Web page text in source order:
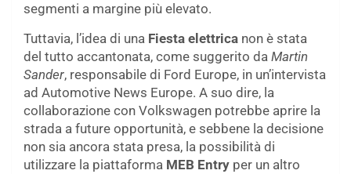
segmenti a margine più elevato.
Tuttavia, l’idea di una Fiesta elettrica non è stata
del tutto accantonata, come suggerito da Martin
Sander, responsabile di Ford Europe, in un’intervista
ad Automotive News Europe. A suo dire, la
collaborazione con Volkswagen potrebbe aprire la
strada a future opportunità, e sebbene la decisione
non sia ancora stata presa, la possibilità di
utilizzare la piattaforma MEB Entry per un altro